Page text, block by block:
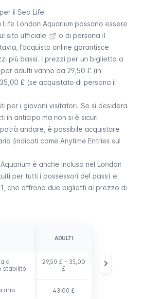
il Sea Life
London Aquarium possono essere
sito ufficiale
o di persona il
l’acquisto online garantisce
più bassi. I prezzi per un biglietto a
adulti vanno da 29,50 £ (in
£ (se acquistato di persona il
per i giovani visitatori. Se si desidera
in anticipo ma non si è sicuri
potrà andare, è possibile acquistare
(indicati come Anytime Entries sul
è anche incluso nel London
per tutti i possessori del pass) e
, che offrono due biglietti al prezzo di
a
stabilito
ADULTI
a
stabilito
29,50 £ - 35,00
£
26,50 £ -
43,00 £